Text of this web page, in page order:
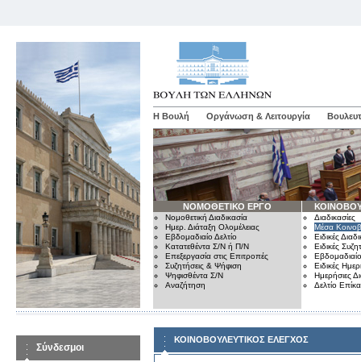
Η Βουλή Οργάνωση & Λειτουργία
ΝΟΜΟΘΕΤΙΚΟ ΕΡΓΟ
Νομοθετική Διαδικασία
Ημερ. Διάταξη Ολομέλειας
Εβδομαδιαίο Δελτίο
Κατατεθέντα Σ/Ν ή Π/Ν
Επεξεργασία στις Επιτροπές
Συζητήσεις & Ψήφιση
Ψηφισθέντα Σ/Ν
Αναζήτηση
Διαδικασίες
Μέσα
Ειδικές
Ειδικές
Εβδομαδιαίο
Ειδικές
Ημερήσιες
Δελτίο
Σύνδεσμοι
ΚΟΙΝΟΒΟΥΛΕΥΤΙΚΟΣ ΕΛΕΓΧΟΣ